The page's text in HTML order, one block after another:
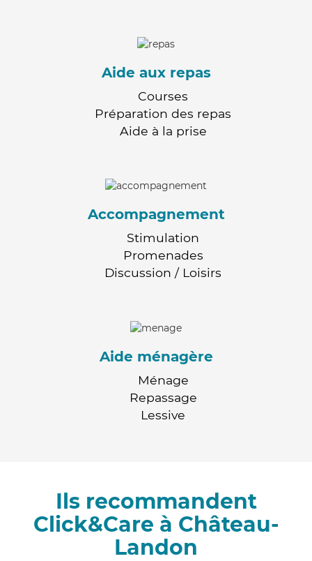
Aide aux repas
Courses
Préparation des repas
Aide à la prise
Accompagnement
Stimulation
Promenades
Discussion / Loisirs
Aide ménagère
Ménage
Repassage
Lessive
Ils recommandent
Click&Care à Château-
Landon